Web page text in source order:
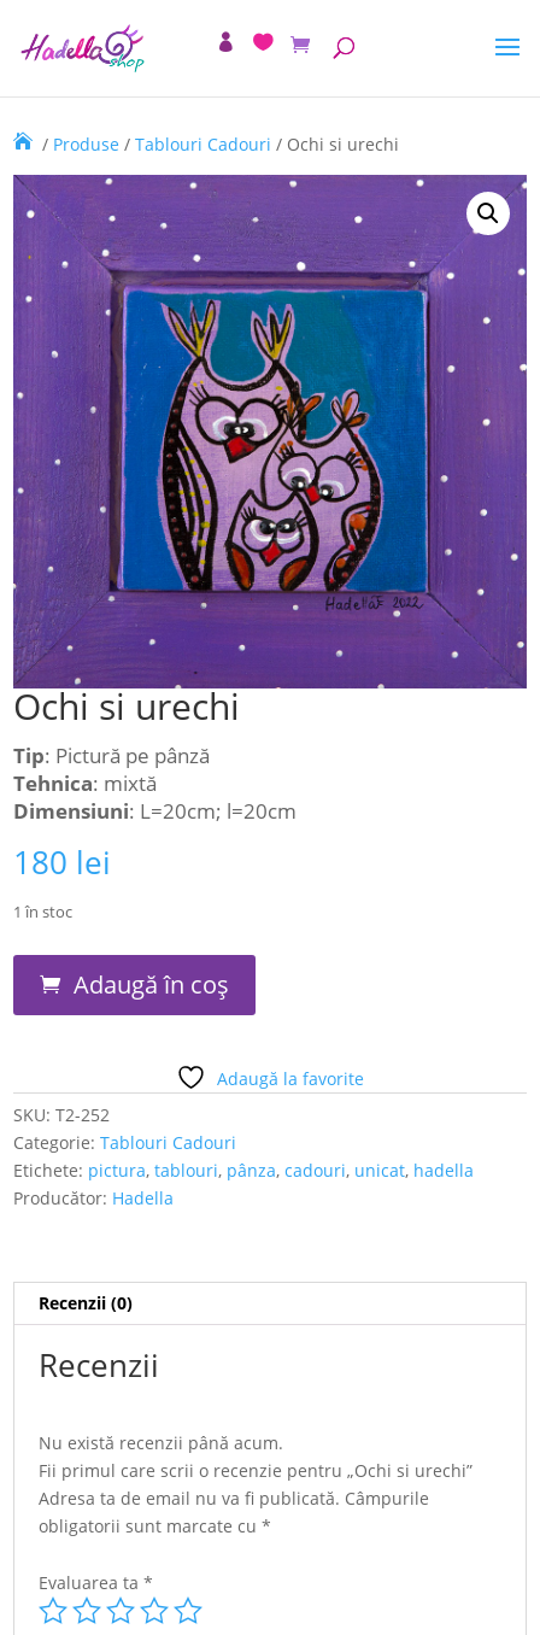
/ Produse /Tablouri Cadouri / Ochi si urechi
Ochi si urechi
Tip: Pictură pe pânză
Tehnica: mixtă
Dimensiuni: L=20cm; l=20cm
180 lei
1 în stoc
Ochi
si
Adaugă în coș
Adaugă la favorite
SKU:T2-252
Categorie:Tablouri Cadouri
Etichete: pictura,tablouri, pânza,cadouri, unicat, hadella
Producător: Hadella
Recenzii (0)
Recenzii
Nu există recenzii până acum.
Fii primul care scrii o recenzie pentru „Ochi si urechi”
Adresa ta de email nu va fi publicată. Câmpurile
obligatorii sunt marcate cu*
Evaluarea ta*